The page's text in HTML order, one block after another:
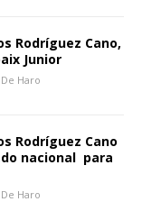
Rodríguez Cano,
Junior
Haro
Rodríguez Cano
nacional para
Haro